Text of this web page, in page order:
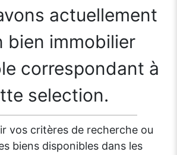
actuellement
bien immobilier
correspondant à
selection.
vos critères de recherche ou
biens disponibles dans les